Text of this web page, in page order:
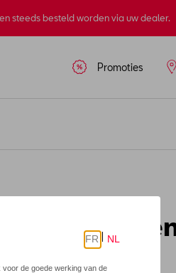
steeds besteld worden via uw dealer.
Promoties